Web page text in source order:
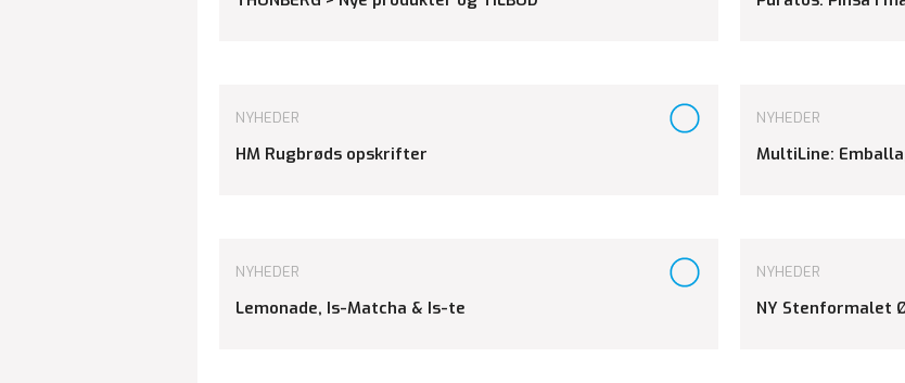
NYHEDER
HM Rugbrøds opskrifter
NYHEDER
MultiLine:
NYHEDER
Lemonade, Is-Matcha & Is-te
NYHEDER
NY Stenformalet